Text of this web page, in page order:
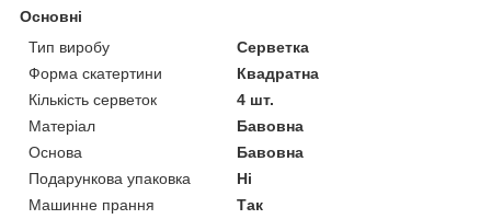
Основні
Тип виробу
Серветка
Форма скатертини
Квадратна
Кількість серветок
4 шт.
Матеріал
Бавовна
Основа
Бавовна
Подарункова упаковка
Ні
Машинне прання
Так